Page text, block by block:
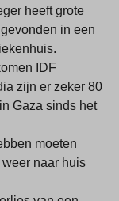
heeft grote
in een
IDF
zijn er zeker 80
Gaza sinds het
moeten
naar huis